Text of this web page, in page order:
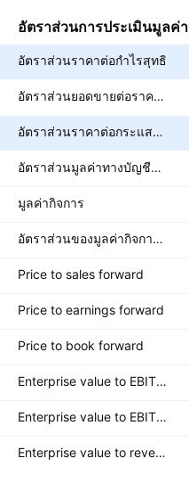
อัตราส่วนการประเมินมูลค่า
อัตราส่วนราคาต่อกำไรสุทธิ
อัตราส่วนยอดขายต่อราคาหุ้น
อัตราส่วนราคาต่อกระแสเงินสด
อัตราส่วนมูลค่าทางบัญชีต่อหุ้น
มูลค่ากิจการ
อัตราส่วนของมูลค่ากิจการต่อ EBITDA
Price to sales forward
Price to earnings forward
Price to book forward
Enterprise value to EBITDA forward
Enterprise value to EBIT forward
Enterprise value to revenue forward